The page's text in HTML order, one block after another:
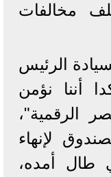
مخالفات
الرئيس
أننا نؤمن
الرقمية"،
لإنهاء
طال أمده،